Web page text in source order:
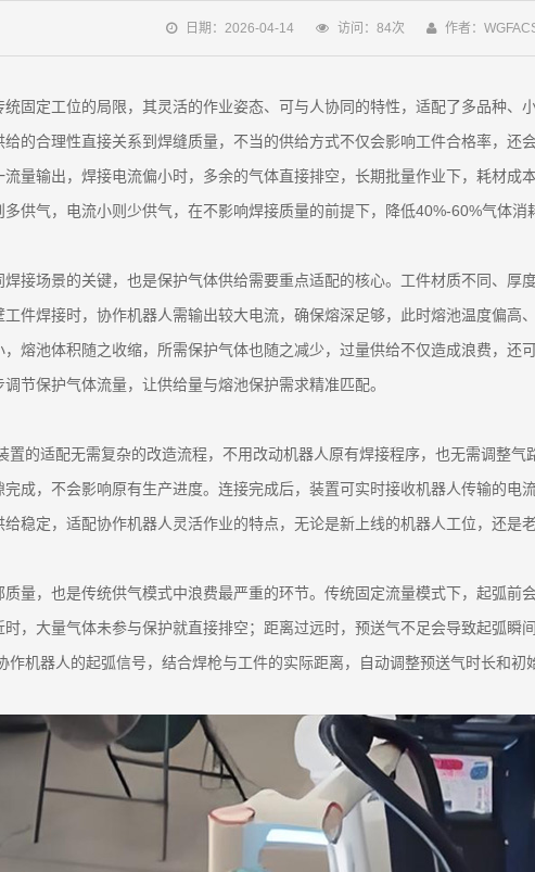
日期：2026-04-14 访问：84次 作者：
固定工位的局限，其灵活的作业姿态、可与人协同的特性，适配了多品种
的合理性直接关系到焊缝质量，不当的供给方式不仅会影响工件合格率，
量输出，焊接电流偏小时，多余的气体直接排空，长期批量作业下，耗材
供气，电流小则少供气，在不影响焊接质量的前提下，降低40%-60%气体消
接场景的关键，也是保护气体供给需要重点适配的核心。工件材质不同、
件焊接时，协作机器人需输出较大电流，确保熔深足够，此时熔池温度偏
熔池体积随之收缩，所需保护气体也随之减少，过量供给不仅造成浪费，还
节保护气体流量，让供给量与熔池保护需求精准匹配。
置的适配无需复杂的改造流程，不用改动机器人原有焊接程序，也无需调整
成，不会影响原有生产进度。连接完成后，装置可实时接收机器人传输的
稳定，适配协作机器人灵活作业的特点，无论是新上线的机器人工位，还是
量，也是传统供气模式中浪费最严重的环节。传统固定流量模式下，起弧
，大量气体未参与保护就直接排空；距离过远时，预送气不足会导致起弧
作机器人的起弧信号，结合焊枪与工件的实际距离，自动调整预送气时长和